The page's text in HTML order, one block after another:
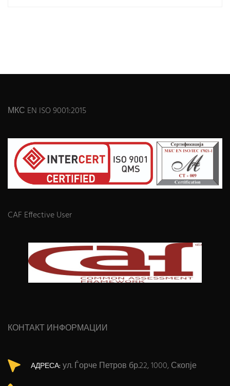
МКС EN ISO 9001:2015
CAF Effective User
КОНТАКТ ИНФОРМАЦИИ
АДРЕСА: ул. Ѓорче Петров бр.22, 1000, Скопје